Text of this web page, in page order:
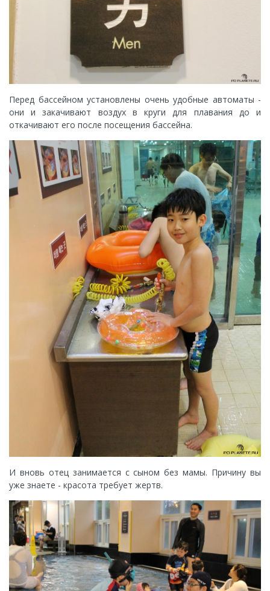
Перед бассейном установлены очень удобные автоматы -
они и закачивают воздух в круги для плавания до и
откачивают его после посещения бассейна.
И вновь отец занимается с сыном без мамы. Причину вы
уже знаете - красота требует жертв.